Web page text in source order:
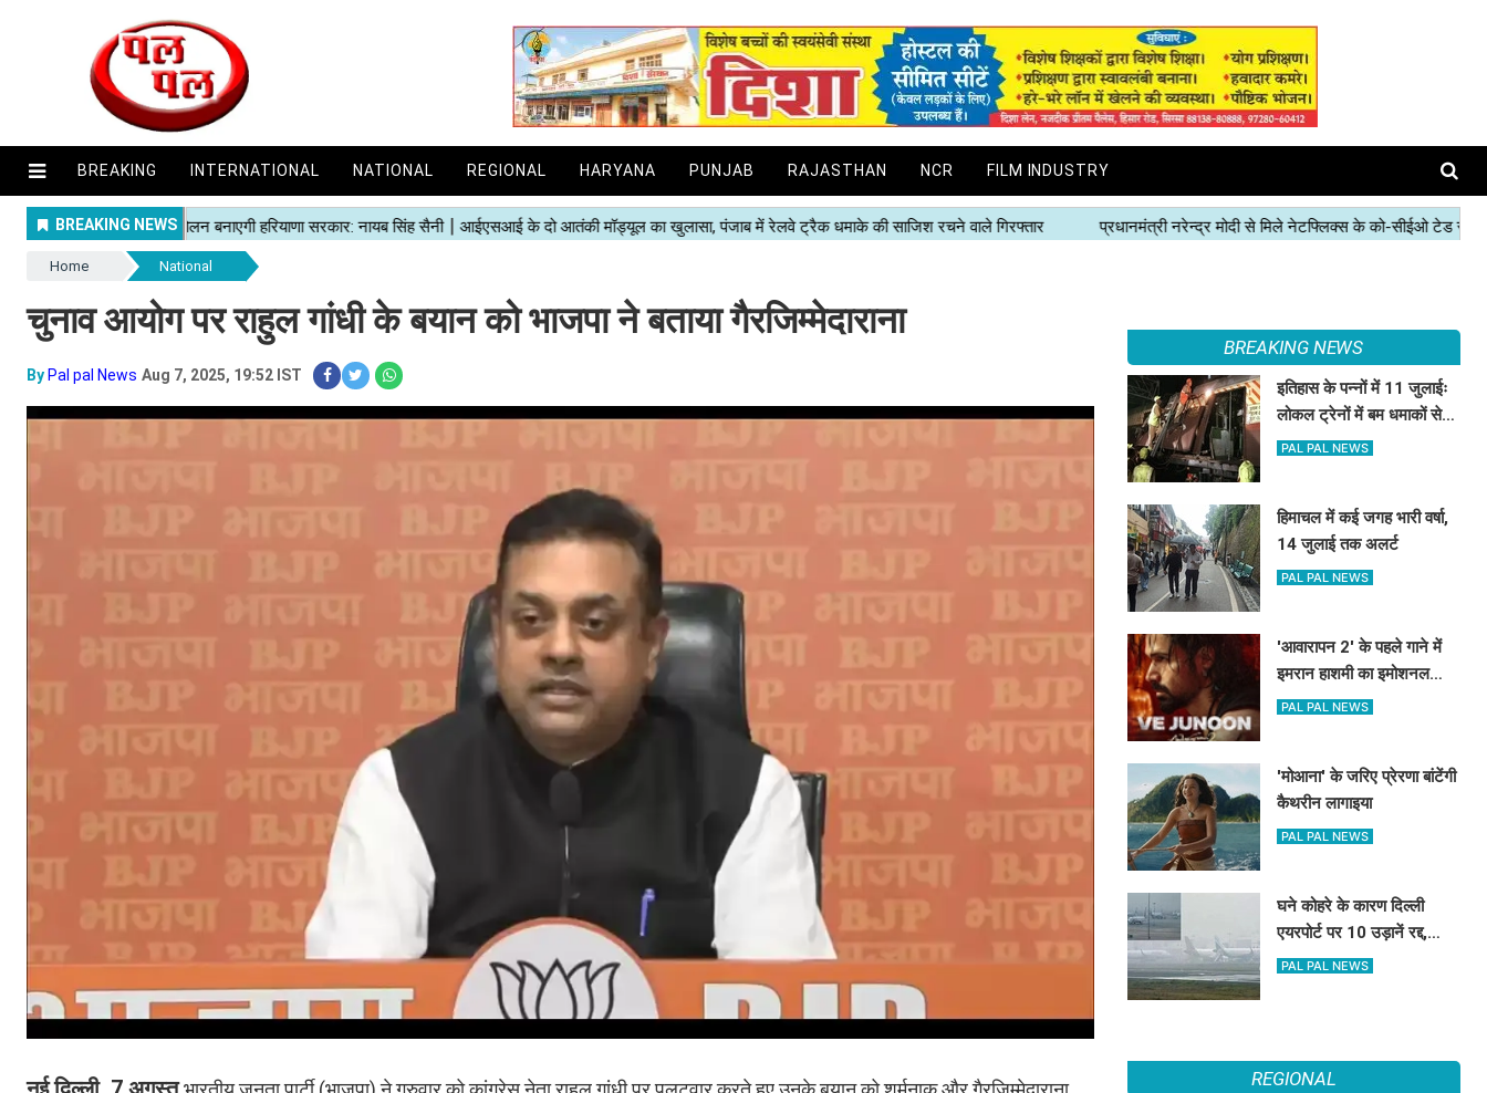
BREAKING INTERNATIONAL NATIONAL REGIONAL HARYANA PUNJAB RAJASTHAN NCR FILM INDUSTRY
Home National
चुनाव आयोग पर राहुल गांधी के बयान को भाजपा ने बताया गैरजिम्मेदाराना
By Pal pal News Aug 7, 2025, 19:52 IST
BREAKING NEWS
इतिहास के पन्नों में 11 जुलाईः
लोकल ट्रेनों में बम धमाकों से
दहल गई मुंबई, 189 की मौत
PAL PAL NEWS
हिमाचल में कई जगह भारी वर्षा,
14 जुलाई तक अलर्ट
PAL PAL NEWS
'आवारापन 2' के पहले गाने में
इमरान हाशमी का इमोशनल
अवतार
PAL PAL NEWS
'मोआना' के जरिए प्रेरणा बांटेंगी
कैथरीन लागाइया
PAL PAL NEWS
घने कोहरे के कारण दिल्ली
एयरपोर्ट पर 10 उड़ानें रद्द,
270 से अधिक में देरी
PAL PAL NEWS
REGIONAL